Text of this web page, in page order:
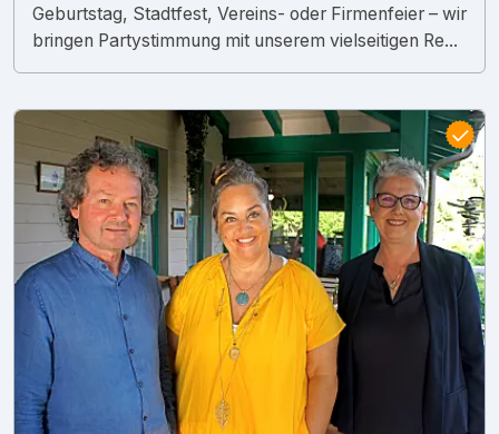
Geburtstag, Stadtfest, Vereins- oder Firmenfeier – wir
bringen Partystimmung mit unserem vielseitigen Re...